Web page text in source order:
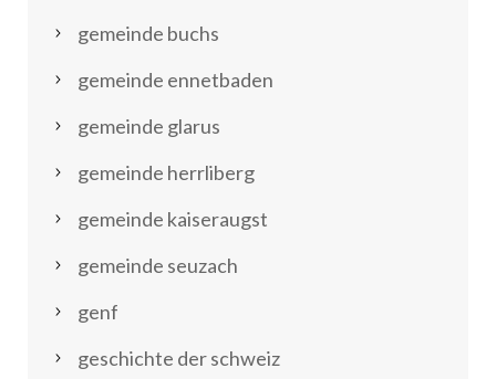
gemeinde buchs
gemeinde ennetbaden
gemeinde glarus
gemeinde herrliberg
gemeinde kaiseraugst
gemeinde seuzach
genf
geschichte der schweiz